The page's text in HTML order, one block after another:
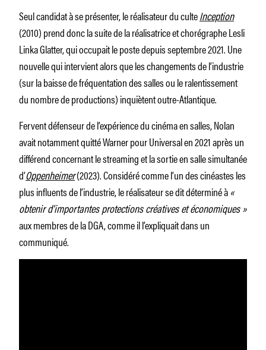
Seul candidat à se présenter, le réalisateur du culteInception
(2010) prend donc la suite de la réalisatrice et chorégraphe Lesli
Linka Glatter, qui occupait le poste depuis septembre 2021. Une
nouvelle qui intervient alors que les changements de l’industrie
(sur la baisse de fréquentation des salles ou le ralentissement
du nombre de productions) inquiètent outre-Atlantique.
Fervent défenseur de l’expérience du cinéma en salles, Nolan
avait notamment quitté Warner pour Universal en 2021 après un
différend concernant le streaming et la sortie en salle simultanée
d’Oppenheimer(2023). Considéré comme l’un des cinéastes les
plus influents de l’industrie, le réalisateur se dit déterminé à«
obtenir d’importantes protections créatives et économiques »
aux membres de la DGA, comme il l’expliquait dans un
communiqué.